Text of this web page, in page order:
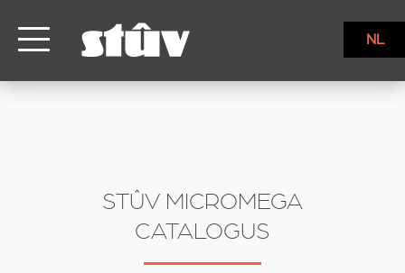
NL
STÛV MICROMEGA
CATALOGUS